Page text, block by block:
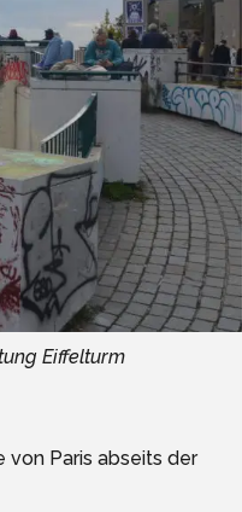
Eiffelturm
Paris abseits der